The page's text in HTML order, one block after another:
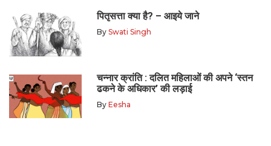
पितृसत्ता क्या है? – आइये जाने
By Swati Singh
चन्नार क्रांति : दलित महिलाओं की अपने ‘स्तन
ढकने के अधिकार’ की लड़ाई
By Eesha